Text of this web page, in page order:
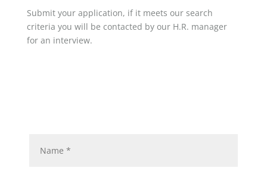
Submit your application, if it meets our search
criteria you will be contacted by our H.R. manager
for an interview.